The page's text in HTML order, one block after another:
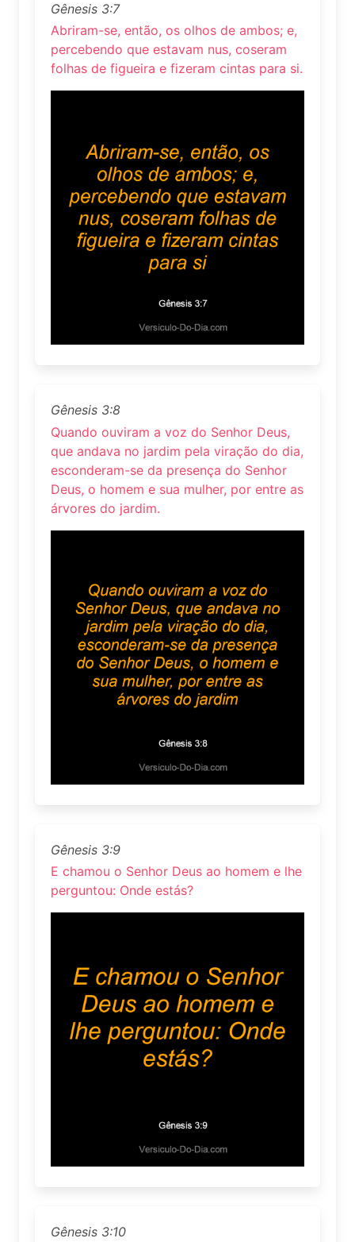
Gênesis 3:7
Abriram-se, então, os olhos de ambos; e,
percebendo que estavam nus, coseram
folhas de figueira e fizeram cintas para si.
Gênesis 3:8
Quando ouviram a voz do Senhor Deus,
que andava no jardim pela viração do dia,
esconderam-se da presença do Senhor
Deus, o homem e sua mulher, por entre as
árvores do jardim.
Gênesis 3:9
E chamou o Senhor Deus ao homem e lhe
perguntou: Onde estás?
Gênesis 3:10